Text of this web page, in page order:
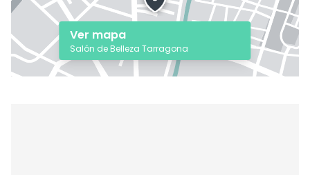
Ver mapa
Salón de Belleza Tarragona